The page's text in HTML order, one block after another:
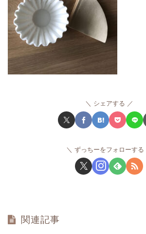
シェアする
ずっちーをフォローする
関連記事